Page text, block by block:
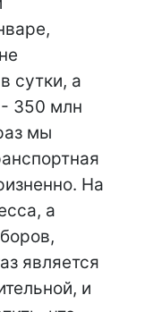
сутки, а
350 млн
мы
На
а
является
и